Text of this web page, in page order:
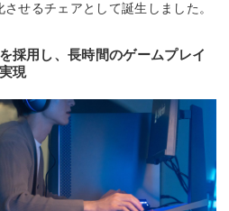
せるチェアとして誕生しました。
採用し、長時間のゲームプレイ
現